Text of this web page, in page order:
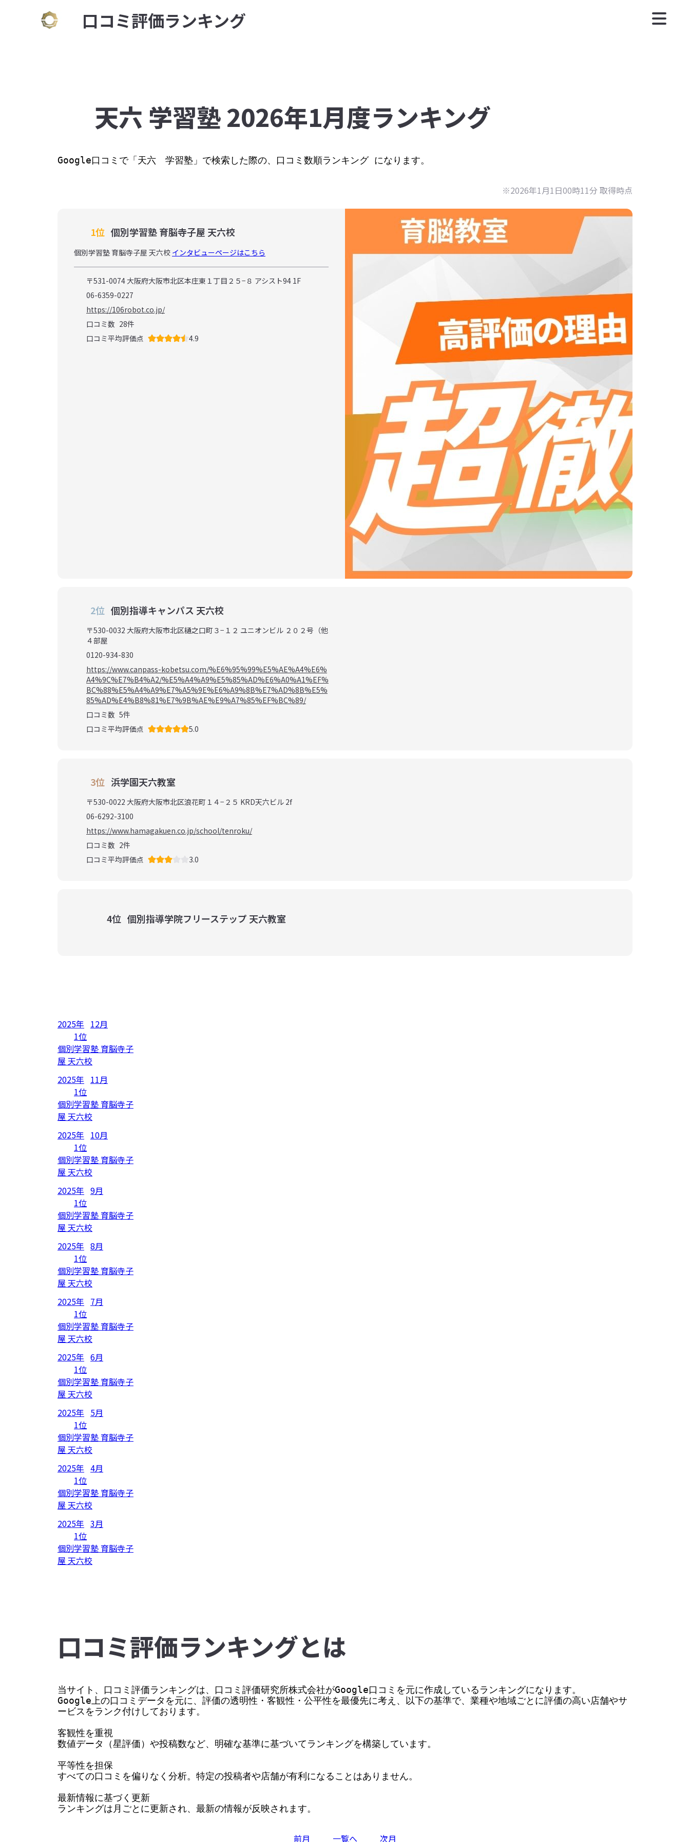
⼝コミ評価ランキング
天六 学習塾 2026年1月度ランキング
Google⼝コミで「天六　学習塾」で検索した際の、口コミ数順ランキング になります。
※2026年1月1日00時11分 取得時点
1位 個別学習塾 育脳寺子屋 天六校
個別学習塾 育脳寺子屋 天六校 インタビューページはこちら
〒531-0074 大阪府大阪市北区本庄東１丁目２５−８ アシスト94 1F
06-6359-0227
https://106robot.co.jp/
口コミ数 28件
口コミ平均評価点
4.9
2位 個別指導キャンパス 天六校
〒530-0032 大阪府大阪市北区樋之口町３−１２ ユニオンビル ２０２号（他
４部屋
0120-934-830
https://www.canpass-kobetsu.com/%E6%95%99%E5%AE%A4%E6%
A4%9C%E7%B4%A2/%E5%A4%A9%E5%85%AD%E6%A0%A1%EF%
BC%88%E5%A4%A9%E7%A5%9E%E6%A9%8B%E7%AD%8B%E5%
85%AD%E4%B8%81%E7%9B%AE%E9%A7%85%EF%BC%89/
口コミ数 5件
口コミ平均評価点
5.0
3位 浜学園天六教室
〒530-0022 大阪府大阪市北区浪花町１４−２５ KRD天六ビル 2f
06-6292-3100
https://www.hamagakuen.co.jp/school/tenroku/
口コミ数 2件
口コミ平均評価点
3.0
4位 個別指導学院フリーステップ 天六教室
2025年 12月
1位
個別学習塾 育脳寺子
屋 天六校
2025年 11月
1位
個別学習塾 育脳寺子
屋 天六校
2025年 10月
1位
個別学習塾 育脳寺子
屋 天六校
2025年 9月
1位
個別学習塾 育脳寺子
屋 天六校
2025年 8月
1位
個別学習塾 育脳寺子
屋 天六校
2025年 7月
1位
個別学習塾 育脳寺子
屋 天六校
2025年 6月
1位
個別学習塾 育脳寺子
屋 天六校
2025年 5月
1位
個別学習塾 育脳寺子
屋 天六校
2025年 4月
1位
個別学習塾 育脳寺子
屋 天六校
2025年 3月
1位
個別学習塾 育脳寺子
屋 天六校
⼝コミ評価ランキングとは
当サイト、口コミ評価ランキングは、口コミ評価研究所株式会社がGoogle口コミを元に作成しているランキングになります。
Google上の口コミデータを元に、評価の透明性・客観性・公平性を最優先に考え、以下の基準で、業種や地域ごとに評価の高い店舗やサ
ービスをランク付けしております。
客観性を重視
数値データ（星評価）や投稿数など、明確な基準に基づいてランキングを構築しています。
平等性を担保
すべての口コミを偏りなく分析。特定の投稿者や店舗が有利になることはありません。
最新情報に基づく更新
ランキングは月ごとに更新され、最新の情報が反映されます。
前月 一覧へ 次月